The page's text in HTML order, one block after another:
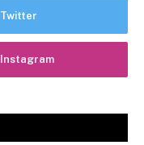
Twitter
Instagram